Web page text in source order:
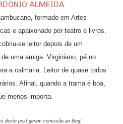
ALMEIDA
formado em Artes
e apaixonado por teatro e livros.
se leitor depois de um
uma amiga. Virginiano, pé no
a calmaria. Leitor de quase todos
Afinal, quando a trama é boa,
menos importa.
deste post geram comissão ao blog!